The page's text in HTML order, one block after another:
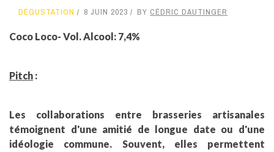
DÉGUSTATION 8 JUIN 2023 BY CÉDRIC DAUTINGER
Coco Loco- Vol. Alcool: 7,4%
Pitch :
Les collaborations entre brasseries artisanales
témoignent d'une amitié de longue date ou d'une
idéologie commune. Souvent, elles permettent